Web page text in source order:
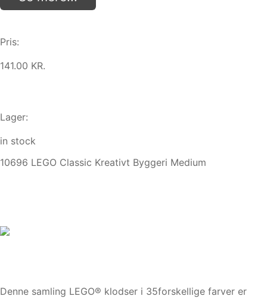
Pris:
141.00 KR.
Lager:
in stock
10696 LEGO Classic Kreativt Byggeri Medium
Denne samling LEGO® klodser i 35forskellige farver er